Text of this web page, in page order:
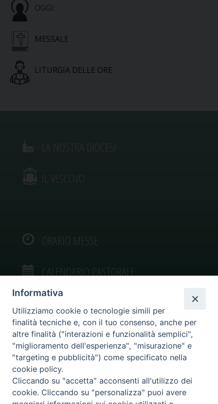
OGGI:
MESSALE
LITURGIA DELLE ORE
IL VESCOVO
ORARIO MESSE
CALENDARIO PASTORALE
VIDEOGALLERY
PHOTOGALLERY
Informativa
Utilizziamo cookie o tecnologie simili per
finalità tecniche e, con il tuo consenso, anche per
altre finalità ("interazioni e funzionalità semplici",
"miglioramento dell'esperienza", "misurazione" e
"targeting e pubblicità") come specificato nella
cookie policy.
Cliccando su "accetta" acconsenti all'utilizzo dei
cookie. Cliccando su "personalizza" puoi avere